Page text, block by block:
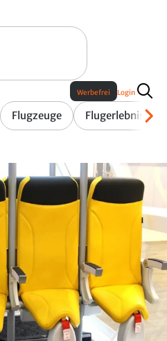
Flugzeuge Flugerlebnis
Werbefrei Login